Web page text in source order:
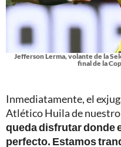
Jefferson Lerma, volante de la
final de la
Inmediatamente, el
Atlético Huila de nuestro
queda disfrutar donde
perfecto. Estamos